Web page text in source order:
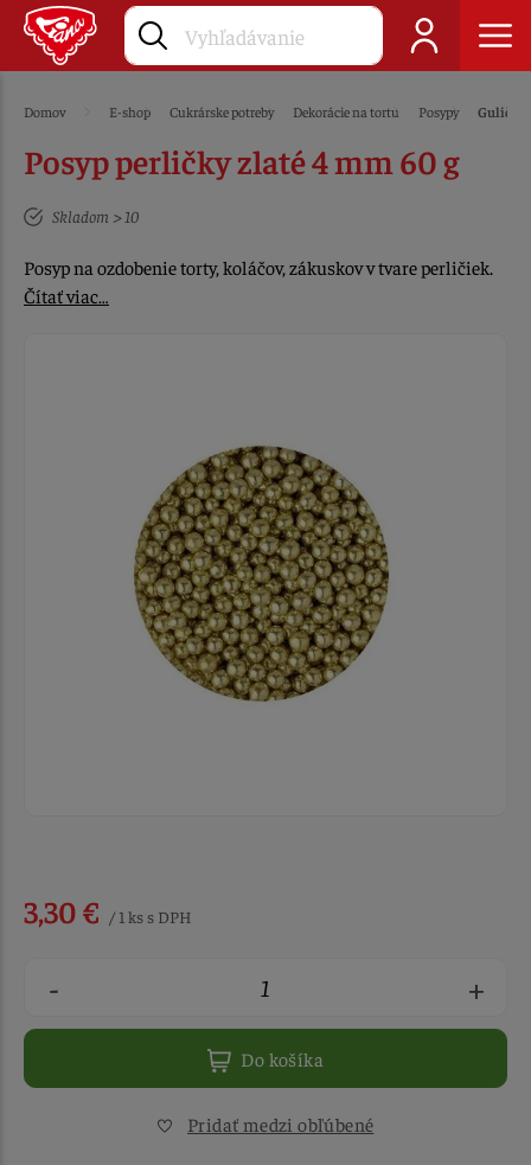
Domov E-shop Cukrárske potreby Dekorácie na tortu Posypy Guličky
Posyp perličky zlaté 4 mm 60 g
Skladom > 10
Posyp na ozdobenie torty, koláčov, zákuskov v tvare perličiek.
Čítať viac…
3,30 € / 1 ks s DPH
- +
Do košíka
Pridať medzi obľúbené